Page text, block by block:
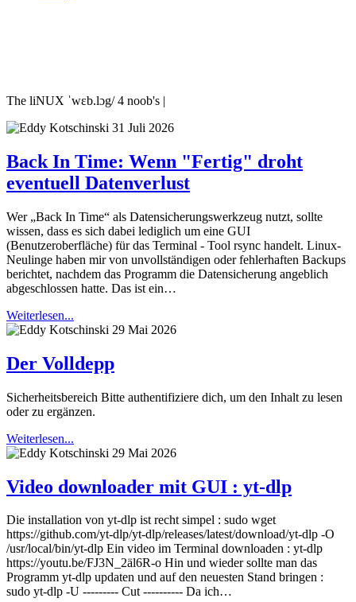
The liNUX ˈwɛb.lɔg/ 4 noob's |
31 Juli 2026
Back In Time: Wenn "Fertig" droht
eventuell Datenverlust
Wer „Back In Time“ als Datensicherungswerkzeug nutzt, sollte
wissen, dass es sich dabei lediglich um eine GUI
(Benutzeroberfläche) für das Terminal - Tool rsync handelt. Linux-
Neulinge haben mir von unvollständigen oder fehlerhaften Backups
berichtet, nachdem das Programm die Datensicherung angeblich
abgeschlossen hatte. Das ist ein…
Weiterlesen...
29 Mai 2026
Der Volldepp
Sicherheitsbereich Bitte authentifiziere dich, um den Inhalt zu lesen
oder zu ergänzen.
Weiterlesen...
29 Mai 2026
Video downloader mit GUI : yt-dlp
Die installation von yt-dlp ist recht simpel : sudo wget
https://github.com/yt-dlp/yt-dlp/releases/latest/download/yt-dlp -O
/usr/local/bin/yt-dlp Ein video im Terminal downloaden : yt-dlp
https://youtu.be/FJ3N_2äl6R-o Hin und wieder sollte man das
Programm yt-dlp updaten und auf den neuesten Stand bringen :
sudo yt-dlp -U --------- Cut ---------- Da ich…